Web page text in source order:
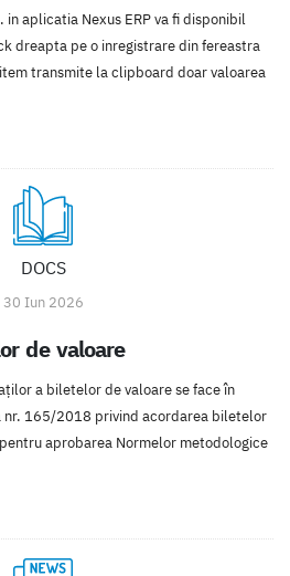
aplicatia Nexus ERP va fi disponibil
dreapta pe o inregistrare din fereastra
transmite la clipboard doar valoarea
DOCS
30 Iun 2026
de valoare
a biletelor de valoare se face în
nr. 165/2018 privind acordarea biletelor
aprobarea Normelor metodologice